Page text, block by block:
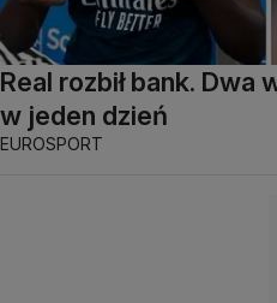
Real rozbił bank. Dwa
w jeden dzień
EUROSPORT